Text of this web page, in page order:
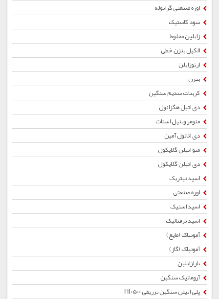
اوره صنعتی گرانوله
سود کاستیک
زایلین مخلوط
الکیل بنزن خطی
ارتوزایلن
بنزن
کربنات سدیم سنگین
دی اتیل هگزانول
منومر وینیل استات
دی اتانول آمین
منو اتیلن گلایکول
دی اتیلن گلایکول
اسید نیتریک
اوره صنعتی
اسید استیک
اسید ترفتالیک
آمونیاک (مایع)
آمونیاک (گاز)
پارازایلین
آروماتیک سنگین
پلی اتیلن سنگین تزریقی HI0500